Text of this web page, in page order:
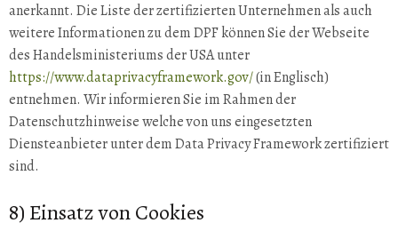
anerkannt. Die Liste der zertifizierten Unternehmen als auch
weitere Informationen zu dem DPF können Sie der Webseite
des Handelsministeriums der USA unter
https://www.dataprivacyframework.gov/(in Englisch)
entnehmen. Wir informieren Sie im Rahmen der
Datenschutzhinweise welche von uns eingesetzten
Diensteanbieter unter dem Data Privacy Framework zertifiziert
sind.
8) Einsatz von Cookies